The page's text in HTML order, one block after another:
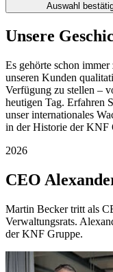
Auswahl
Unsere
Es gehörte schon
unseren Kunden
Verfügung zu stellen –
heutigen Tag. Erfahren
unser internationales
in der Historie der KNF
2026
CEO
Martin Becker tritt als
Verwaltungsrats.
der KNF Gruppe.